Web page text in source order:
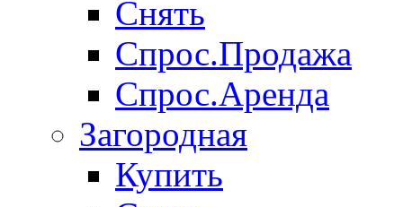
Снять
Спрос.Продажа
Спрос.Аренда
Загородная
Купить